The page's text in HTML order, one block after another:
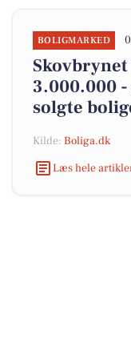
BOLIGMARKED
3.000.000 -
solgte
Kilde: Boliga.dk
Læs hele